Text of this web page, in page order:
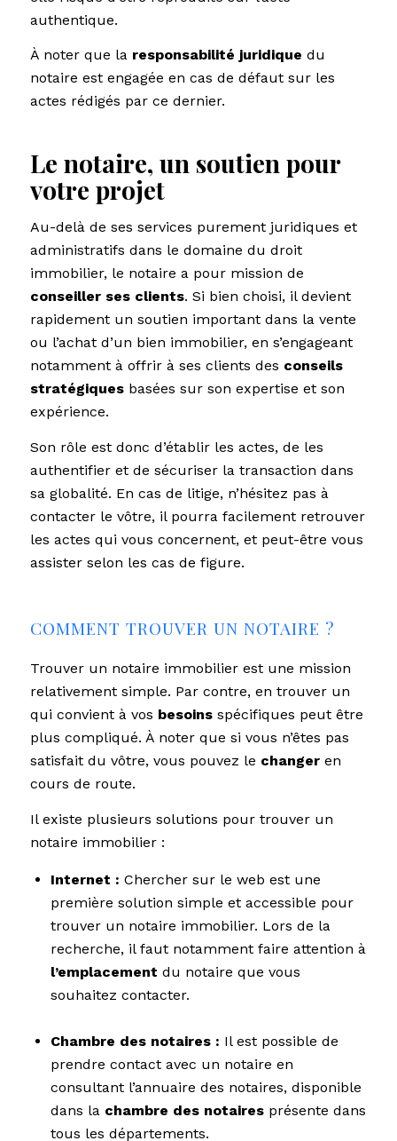
authentique.
À noter que la responsabilité juridique du
notaire est engagée en cas de défaut sur les
actes rédigés par ce dernier.
Le notaire, un soutien pour
votre projet
Au-delà de ses services purement juridiques et
administratifs dans le domaine du droit
immobilier, le notaire a pour mission de
conseiller ses clients. Si bien choisi, il devient
rapidement un soutien important dans la vente
ou l’achat d’un bien immobilier, en s’engageant
notamment à offrir à ses clients des conseils
stratégiquesbasées sur son expertise et son
expérience.
Son rôle est donc d’établir les actes, de les
authentifier et de sécuriser la transaction dans
sa globalité. En cas de litige, n’hésitez pas à
contacter le vôtre, il pourra facilement retrouver
les actes qui vous concernent, et peut-être vous
assister selon les cas de figure.
COMMENT TROUVER UN NOTAIRE ?
Trouver un notaire immobilier est une mission
relativement simple. Par contre, en trouver un
qui convient à vos besoinsspécifiques peut être
plus compliqué. À noter que si vous n’êtes pas
satisfait du vôtre, vous pouvez le changeren
cours de route.
Il existe plusieurs solutions pour trouver un
notaire immobilier :
Internet : Chercher sur le web est une
première solution simple et accessible pour
trouver un notaire immobilier. Lors de la
recherche, il faut notamment faire attention à
l’emplacement du notaire que vous
souhaitez contacter.
Chambre des notaires : Il est possible de
prendre contact avec un notaire en
consultant l’annuaire des notaires, disponible
dans la chambre des notairesprésente dans
tous les départements.